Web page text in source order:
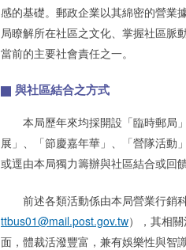
感的基礎。郵政企業以其綿密的營業
局瞭解所在社區之文化、掌握社區脈
當前的主要社會責任之一。
與社區結合之方式
本局歷年來均採開設「臨時郵局」
展」、「節慶嘉年華」、「營隊活動
或逕由本局獨力籌辦與社區結合或回
前述各類活動係由本局營業行銷科
ttbus01@mail.post.gov.tw），其相
面，體裁活潑豐富，兼有娛樂性與智